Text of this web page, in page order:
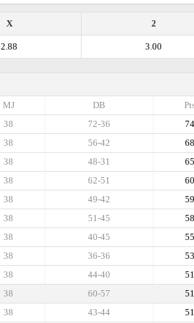
2
X
3.00
2.88
DB
MJ
74
72-36
38
68
56-42
38
65
48-31
38
60
62-51
38
59
49-42
38
58
51-45
38
55
40-45
38
53
36-36
38
51
44-40
38
51
60-57
38
51
43-44
38